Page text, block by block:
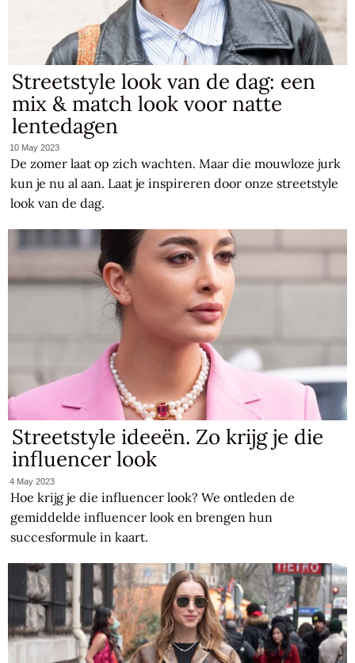
Streetstyle look van de dag: een
mix & match look voor natte
lentedagen
10 May 2023
De zomer laat op zich wachten. Maar die mouwloze jurk
kun je nu al aan. Laat je inspireren door onze streetstyle
look van de dag.
Streetstyle ideeën. Zo krijg je die
influencer look
4 May 2023
Hoe krijg je die influencer look? We ontleden de
gemiddelde influencer look en brengen hun
succesformule in kaart.